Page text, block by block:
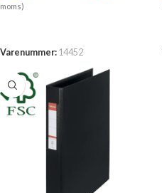
moms)
Varenummer: 14452